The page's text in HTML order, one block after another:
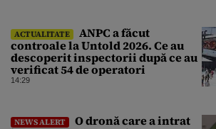
ACTUALITATE
ANPC a făcut
controale la Untold 2026. Ce au
descoperit inspectorii după ce au
verificat 54 de operatori
14:29
NEWS ALERT
O dronă care a intrat